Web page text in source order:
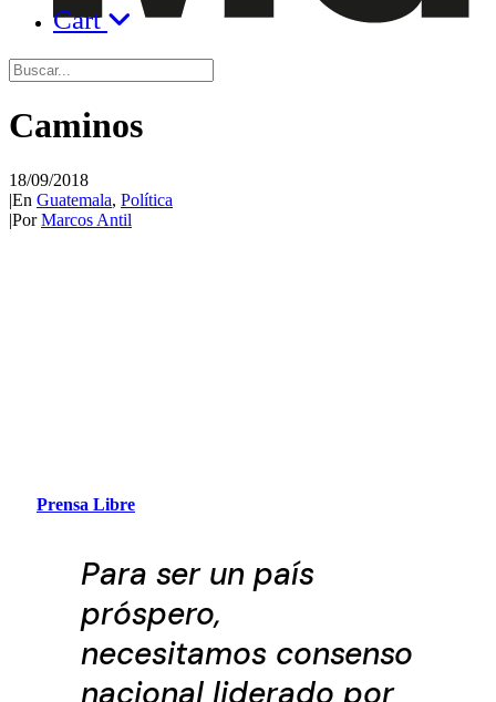
Cart
Caminos
18/09/2018
|En Guatemala, Política
|PorMarcos Antil
Prensa Libre
Para ser un país
próspero,
necesitamos consenso